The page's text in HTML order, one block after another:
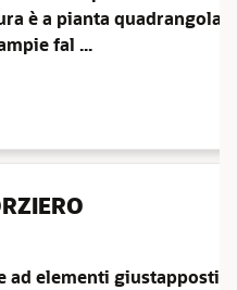
è a pianta
fal ...
elementi giustapposti